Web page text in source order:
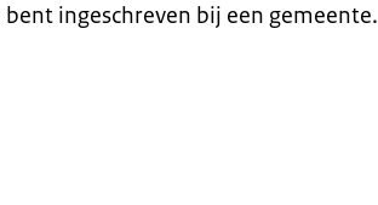
ingeschreven bij een gemeente.